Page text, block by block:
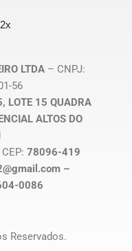
LTDA– CNPJ:
56
LOTE 15 QUADRA
ALTOS DO
CEP: 78096-419
–
0086
Reservados.